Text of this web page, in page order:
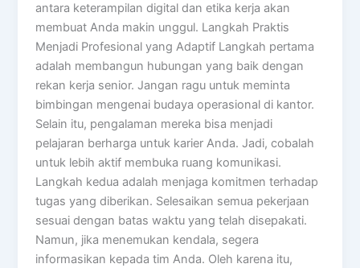
antara keterampilan digital dan etika kerja akan
membuat Anda makin unggul. Langkah Praktis
Menjadi Profesional yang Adaptif Langkah pertama
adalah membangun hubungan yang baik dengan
rekan kerja senior. Jangan ragu untuk meminta
bimbingan mengenai budaya operasional di kantor.
Selain itu, pengalaman mereka bisa menjadi
pelajaran berharga untuk karier Anda. Jadi, cobalah
untuk lebih aktif membuka ruang komunikasi.
Langkah kedua adalah menjaga komitmen terhadap
tugas yang diberikan. Selesaikan semua pekerjaan
sesuai dengan batas waktu yang telah disepakati.
Namun, jika menemukan kendala, segera
informasikan kepada tim Anda. Oleh karena itu,